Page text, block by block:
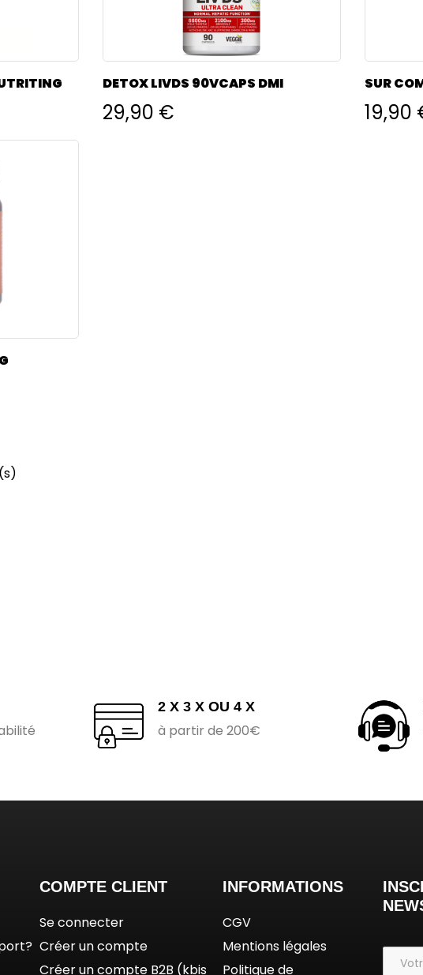
DETOX LIVDS 90VCAPS DMI
29,90 €
SUR
19,90
2 X 3 X OU 4 X
à partir de 200€
COMPTE CLIENT
Se connecter
Créer un compte
Créer un compte B2B (kbis
INFORMATIONS
CGV
Mentions légales
Politique de